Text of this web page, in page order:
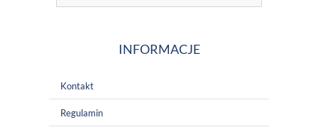
INFORMACJE
Kontakt
Regulamin